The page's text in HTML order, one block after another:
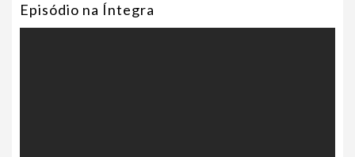
Episódio na Íntegra